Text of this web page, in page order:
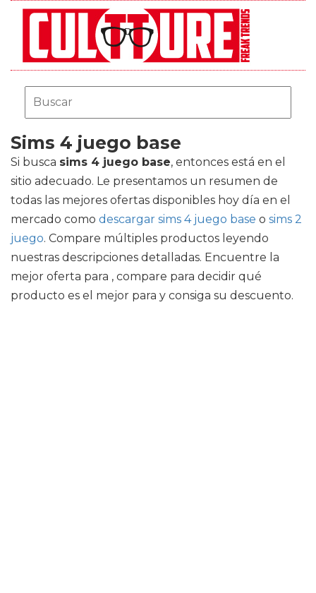
Sims 4 juego base
Si busca sims 4 juego base, entonces está en el
sitio adecuado. Le presentamos un resumen de
todas las mejores ofertas disponibles hoy día en el
mercado como descargar sims 4 juego base o sims 2
juego. Compare múltiples productos leyendo
nuestras descripciones detalladas. Encuentre la
mejor oferta para , compare para decidir qué
producto es el mejor para y consiga su descuento.